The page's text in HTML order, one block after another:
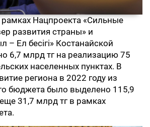
Нацпроекта «Сильные
развития страны» и
Ел бесігі» Костанайской
6,7 млрд тг на реализацию 75
населенных пунктах. В
региона в 2022 году из
бюджета было выделено 115,9
31,7 млрд тг в рамках